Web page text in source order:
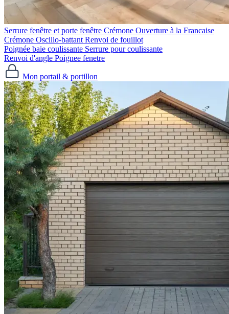
Serrure fenêtre et porte fenêtre
Crémone Ouverture à la Francaise
Crémone Oscillo-battant Renvoi de fouillot
Poignée baie coulissante Serrure pour coulissante
Renvoi d'angle Poignee fenetre
Mon portail & portillon